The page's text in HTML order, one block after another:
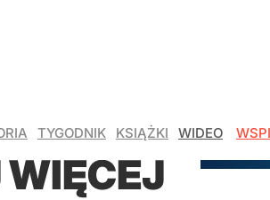
TYGODNIK KSIĄŻKI WIDEO